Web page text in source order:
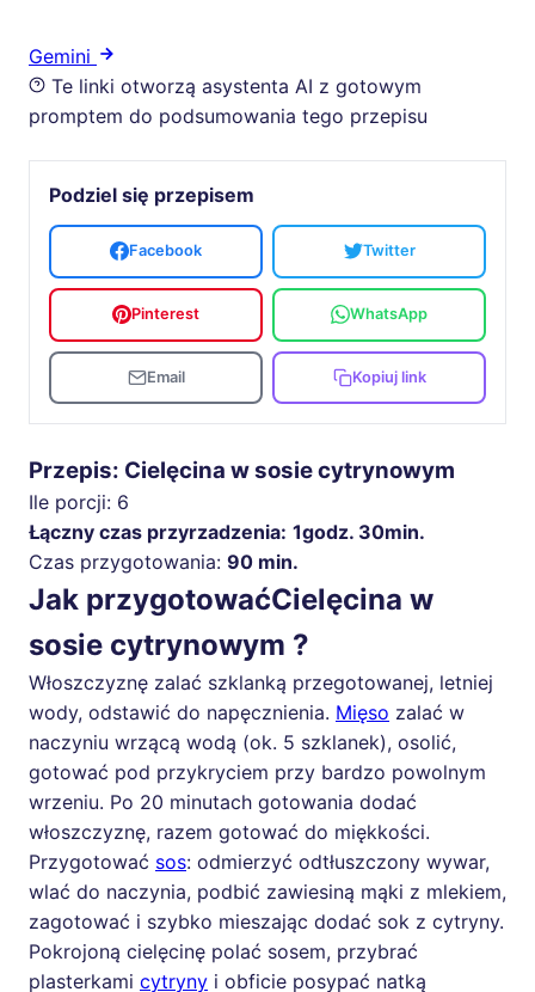
Gemini
Te linki otworzą asystenta AI z gotowym
promptem do podsumowania tego przepisu
Podziel się przepisem
Facebook Twitter
Pinterest WhatsApp
Email Kopiuj link
Przepis: Cielęcina w sosie cytrynowym
Ile porcji: 6
Łączny czas przyrzadzenia: 1godz. 30min.
Czas przygotowania: 90 min.
Jak przygotowaćCielęcina w
sosie cytrynowym ?
Włoszczyznę zalać szklanką przegotowanej, letniej
wody, odstawić do napęcznienia. Mięso zalać w
naczyniu wrzącą wodą (ok. 5 szklanek), osolić,
gotować pod przykryciem przy bardzo powolnym
wrzeniu. Po 20 minutach gotowania dodać
włoszczyznę, razem gotować do miękkości.
Przygotować sos: odmierzyć odtłuszczony wywar,
wlać do naczynia, podbić zawiesiną mąki z mlekiem,
zagotować i szybko mieszając dodać sok z cytryny.
Pokrojoną cielęcinę polać sosem, przybrać
plasterkami cytryny i obficie posypać natką